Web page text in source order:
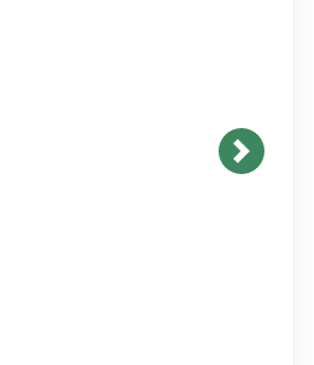
PPIH Kloter dan Arab
Lokasi Ujian Mandiri BKN pada
dengan CAT untuk Seleksi
bagi Pelamar Tenaga Non ASN
di Instansi Pemerintah